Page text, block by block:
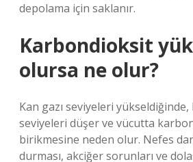
depolama için saklanır.
Karbondioksit
olursa ne olur?
Kan gazı seviyeleri
seviyeleri düşer ve vücutta
birikmesine neden olur. Nefes
durması, akciğer sorunları ve